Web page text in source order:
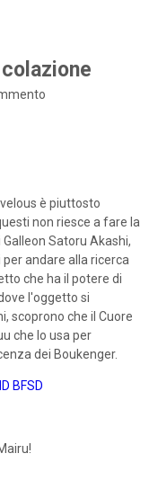
è piuttosto
non riesce a fare la
Satoru Akashi,
andare alla ricerca
che ha il potere di
l'oggetto si
scoprono che il Cuore
che lo usa per
dei Boukenger.
BFSD